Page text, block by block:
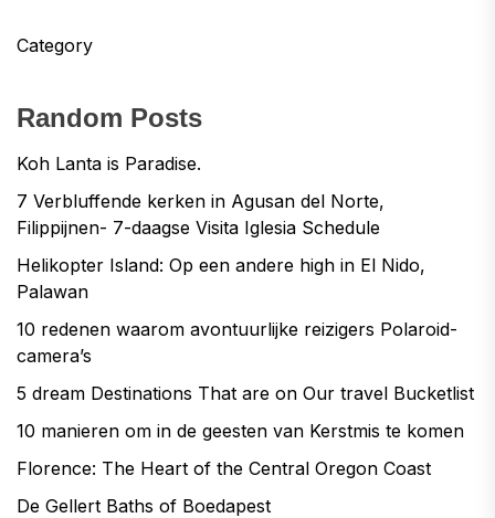
Category
Random Posts
Koh Lanta is Paradise.
7 Verbluffende kerken in Agusan del Norte,
Filippijnen- 7-daagse Visita Iglesia Schedule
Helikopter Island: Op een andere high in El Nido,
Palawan
10 redenen waarom avontuurlijke reizigers Polaroid-
camera’s
5 dream Destinations That are on Our travel Bucketlist
10 manieren om in de geesten van Kerstmis te komen
Florence: The Heart of the Central Oregon Coast
De Gellert Baths of Boedapest